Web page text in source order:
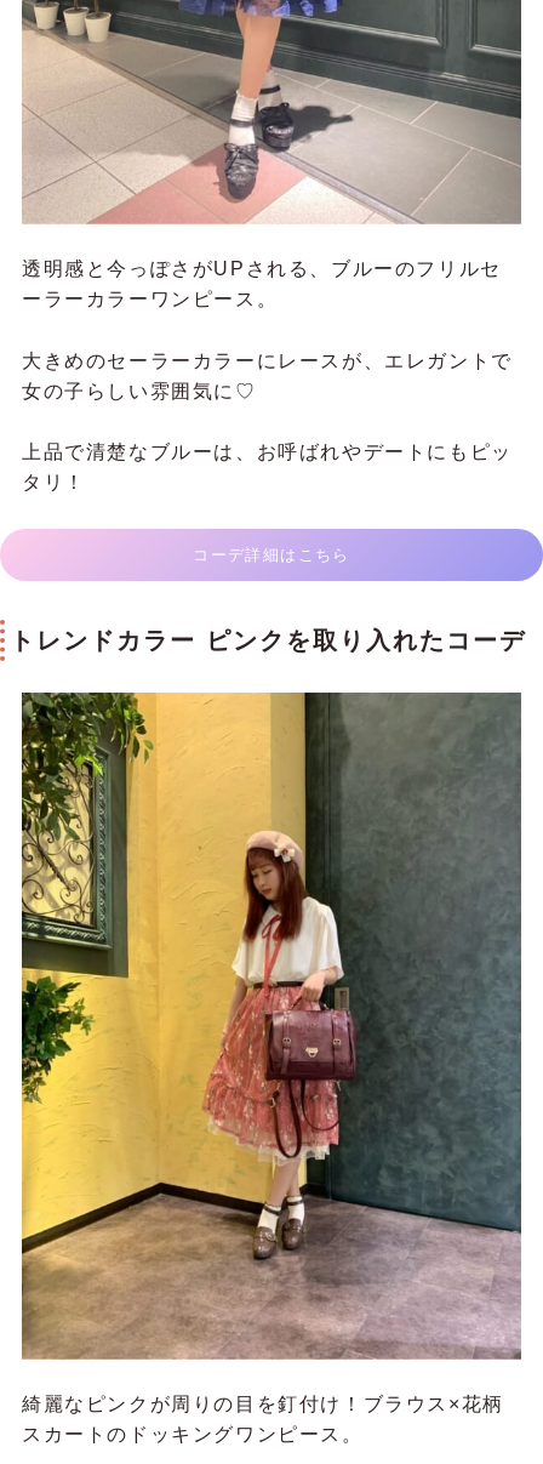
透明感と今っぽさがUPされる、ブルーのフリルセ
ーラーカラーワンピース。
大きめのセーラーカラーにレースが、エレガントで
女の子らしい雰囲気に♡
上品で清楚なブルーは、お呼ばれやデートにもピッ
タリ！
コーデ詳細はこちら
トレンドカラー ピンクを取り入れたコーデ
綺麗なピンクが周りの目を釘付け！ブラウス×花柄
スカートのドッキングワンピース。